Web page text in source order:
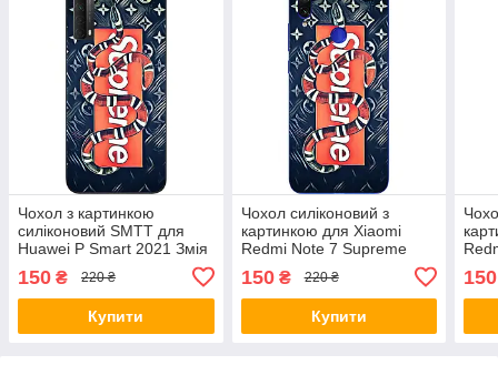
Чохол з картинкою
силіконовий SMTT для
Huawei P Smart 2021 Змія
150 ₴ 220 ₴
Купити
Чохол силіконовий з
картинкою для Xiaomi
Redmi Note 7 Supreme
150₴ 220 ₴
Купити
150